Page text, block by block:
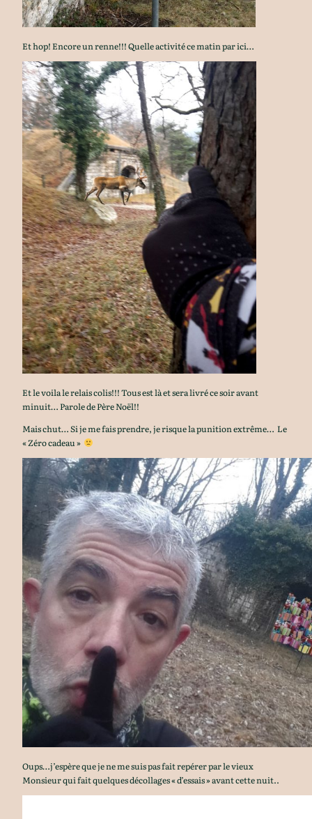
Et hop! Encore un renne!!! Quelle activité ce matin par ici…
Et le voila le relais colis!!! Tous est là et sera livré ce soir avant
minuit… Parole de Père Noël!!
Mais chut… Si je me fais prendre, je risque la punition extrême… Le
« Zéro cadeau »
Oups…j’espère que je ne me suis pas fait repérer par le vieux
Monsieur qui fait quelques décollages « d’essais » avant cette nuit..